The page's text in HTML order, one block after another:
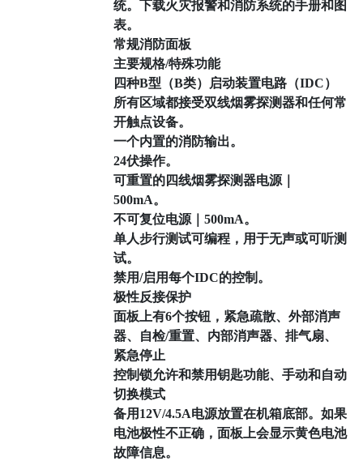
统。下载火灾报警和消防系统的手册和图
表。
常规消防面板
主要规格/特殊功能
四种B型（B类）启动装置电路（IDC）
所有区域都接受双线烟雾探测器和任何常
开触点设备。
一个内置的消防输出。
24伏操作。
可重置的四线烟雾探测器电源｜
500mA。
不可复位电源｜500mA。
单人步行测试可编程，用于无声或可听测
试。
禁用/启用每个IDC的控制。
极性反接保护
面板上有6个按钮，紧急疏散、外部消声
器、自检/重置、内部消声器、排气扇、
紧急停止
控制锁允许和禁用钥匙功能、手动和自动
切换模式
备用12V/4.5A电源放置在机箱底部。如果
电池极性不正确，面板上会显示黄色电池
故障信息。